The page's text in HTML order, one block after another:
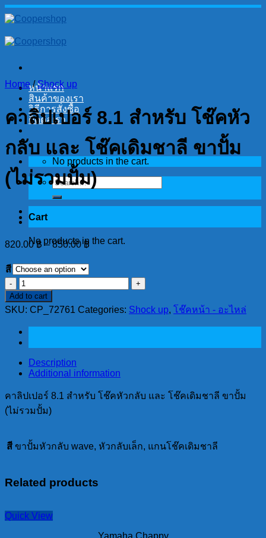
Skip
to
หน้าแรก
สินค้าของเรา
วิธีการสั่งซื้อ
ติดต่อเรา
No products in the cart.
Search
for:
Cart
No products in the cart.
Home / Shock up
คาลิปเปอร์ 8.1 สำหรับ โช๊คหัว
กลับ และ โช๊คเดิมชาลี ขาปั้ม
(ไม่รวมปั้ม)
820.00฿ –850.00฿
สี
คา
ลิ
ป
เปอร์
8.1
โช๊
กลับ
และ
เดิม
ปั้ม
รวม
Add to cart
SKU: CP_72761 Categories: Shock up, โช๊คหน้า - อะไหล่
Description
Additional information
คาลิปเปอร์ 8.1 สำหรับ โช๊คหัวกลับ และ โช๊คเดิมชาลี ขาปั้ม
(ไม่รวมปั้ม)
สี ขาปั้มหัวกลับ wave, หัวกลับเล็ก, แกนโช๊คเดิมชาลี
Related products
Quick View